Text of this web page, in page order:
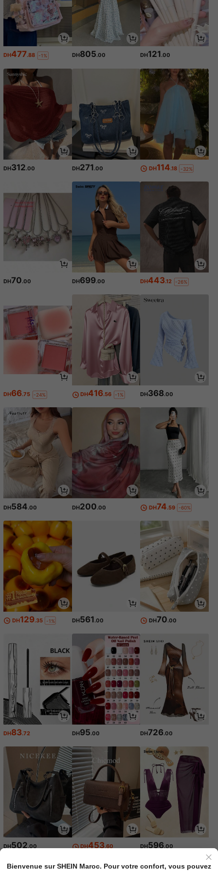
DH477.88 -1% DH805.00 DH121 .00
DH312.00 DH271.00 DH114.18 -32%
DH70.00 DH699.00 DH443.12 -26%
DH66.75 -24% DH416.56 -1% DH368.00
DH584.00 DH200.00 DH74.59 -60%
DH129.35 -1% DH561.00 DH70.00
DH83.72 DH95.00 DH726.00
DH502.00 DH453.60 DH596.00
Bienvenue sur SHEIN Maroc. Pour votre confort, vous pouvez